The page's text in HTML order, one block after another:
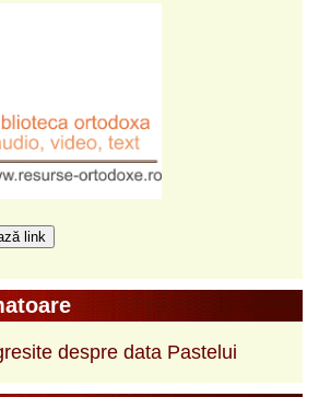
link
despre data Pastelui